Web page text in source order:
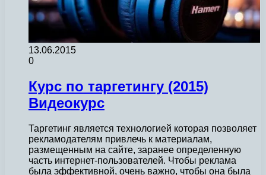
13.06.2015
0
Курс по таргетингу (2015)
Видеокурс
Таргетинг является технологией которая позволяет
рекламодателям привлечь к материалам,
размещенным на сайте, заранее определенную
часть интернет-пользователей. Чтобы реклама
была эффективной, очень важно, чтобы она была